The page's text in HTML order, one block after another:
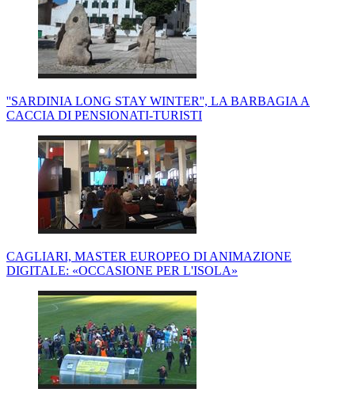
''SARDINIA LONG STAY WINTER'', LA BARBAGIA A
CACCIA DI PENSIONATI-TURISTI
CAGLIARI, MASTER EUROPEO DI ANIMAZIONE
DIGITALE: «OCCASIONE PER L'ISOLA»